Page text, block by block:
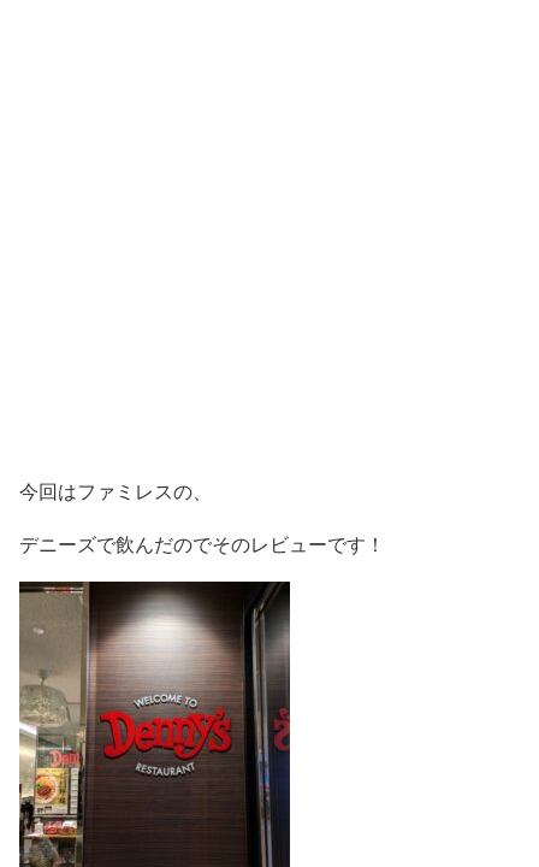
今回はファミレスの、
デニーズで飲んだのでそのレビューです！